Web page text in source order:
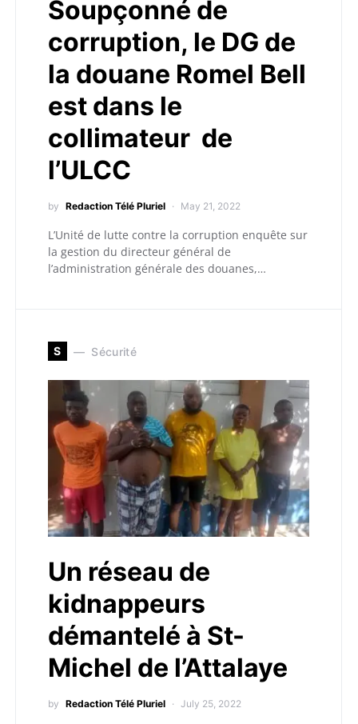
Soupçonné de
corruption, le DG de
la douane Romel Bell
est dans le
collimateur de
l’ULCC
by Redaction Télé Pluriel May 21, 2022
L’Unité de lutte contre la corruption enquête sur
la gestion du directeur général de
l’administration générale des douanes,…
S Sécurité
Un réseau de
kidnappeurs
démantelé à St-
Michel de l’Attalaye
by Redaction Télé Pluriel July 25, 2022